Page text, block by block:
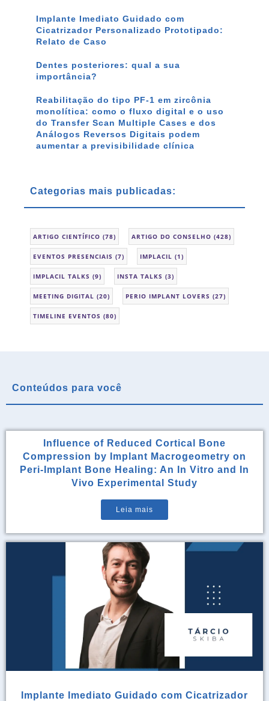
Implante Imediato Guidado com
Cicatrizador Personalizado Prototipado:
Relato de Caso
Dentes posteriores: qual a sua
importância?
Reabilitação do tipo PF-1 em zircônia
monolítica: como o fluxo digital e o uso
do Transfer Scan Multiple Cases e dos
Análogos Reversos Digitais podem
aumentar a previsibilidade clínica
Categorias mais publicadas:
ARTIGO CIENTÍFICO (78) ARTIGO DO CONSELHO (428)
EVENTOS PRESENCIAIS (7) IMPLACIL (1)
IMPLACIL TALKS (9) INSTA TALKS (3)
MEETING DIGITAL (20) PERIO IMPLANT LOVERS (27)
TIMELINE EVENTOS (80)
Conteúdos para você
Influence of Reduced Cortical Bone
Compression by Implant Macrogeometry on
Peri-Implant Bone Healing: An In Vitro and In
Vivo Experimental Study
Leia mais
Implante Imediato Guidado com Cicatrizador